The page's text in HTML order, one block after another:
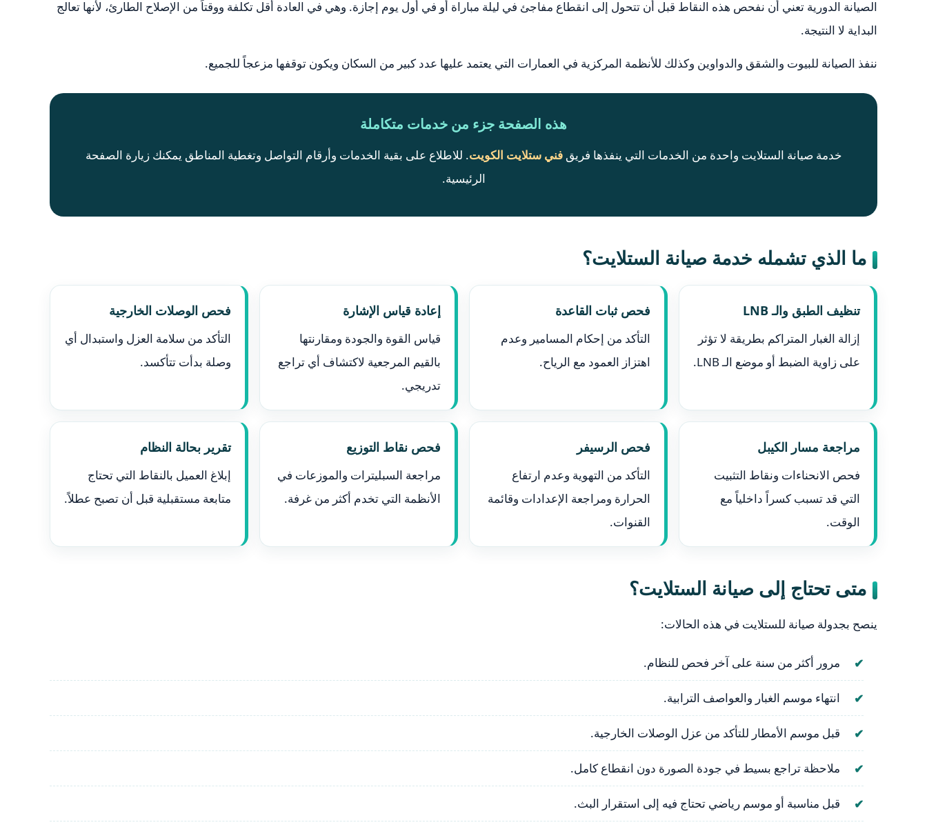
الصيانة الدورية تعني أن نفحص هذه النقاط قبل أن تتحول إلى انقطاع مفاجئ في ليلة مباراة أو في أول يوم إجازة. وهي في العادة أقل تكلفة ووقتاً من الإصلاح الطارئ، لأنها تعالج
البداية لا النتيجة.
ننفذ الصيانة للبيوت والشقق والدواوين وكذلك للأنظمة المركزية في العمارات التي يعتمد عليها عدد كبير من السكان ويكون توقفها مزعجاً للجميع.
هذه الصفحة جزء من خدمات متكاملة
خدمة صيانة الستلايت واحدة من الخدمات التي ينفذها فريقفني ستلايت الكويت. للاطلاع على بقية الخدمات وأرقام التواصل وتغطية المناطق يمكنك زيارة الصفحة
الرئيسية.
ما الذي تشمله خدمة صيانة الستلايت؟
تنظيف الطبق والـ LNB
إزالة الغبار المتراكم بطريقة لا تؤثر
على زاوية الضبط أو موضع الـ LNB.
فحص ثبات القاعدة
التأكد من إحكام المسامير وعدم
اهتزاز العمود مع الرياح.
إعادة قياس الإشارة
قياس القوة والجودة ومقارنتها
بالقيم المرجعية لاكتشاف أي تراجع
تدريجي.
فحص الوصلات الخارجية
التأكد من سلامة العزل واستبدال أي
وصلة بدأت تتأكسد.
مراجعة مسار الكيبل
فحص الانحناءات ونقاط التثبيت
التي قد تسبب كسراً داخلياً مع
الوقت.
فحص الرسيفر
التأكد من التهوية وعدم ارتفاع
الحرارة ومراجعة الإعدادات وقائمة
القنوات.
فحص نقاط التوزيع
مراجعة السبليترات والموزعات في
الأنظمة التي تخدم أكثر من غرفة.
تقرير بحالة النظام
إبلاغ العميل بالنقاط التي تحتاج
متابعة مستقبلية قبل أن تصبح عطلاً.
متى تحتاج إلى صيانة الستلايت؟
ينصح بجدولة صيانة للستلايت في هذه الحالات:
مرور أكثر من سنة على آخر فحص للنظام.
انتهاء موسم الغبار والعواصف الترابية.
قبل موسم الأمطار للتأكد من عزل الوصلات الخارجية.
ملاحظة تراجع بسيط في جودة الصورة دون انقطاع كامل.
قبل مناسبة أو موسم رياضي تحتاج فيه إلى استقرار البث.